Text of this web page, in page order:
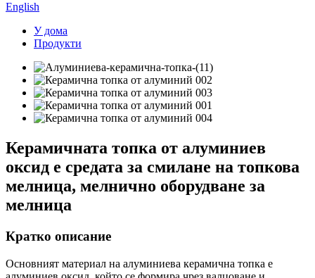
English
У дома
Продукти
Керамичната топка от алуминиев
оксид е средата за смилане на топкова
мелница, мелнично оборудване за
мелница
Кратко описание
Основният материал на алуминиева керамична топка е